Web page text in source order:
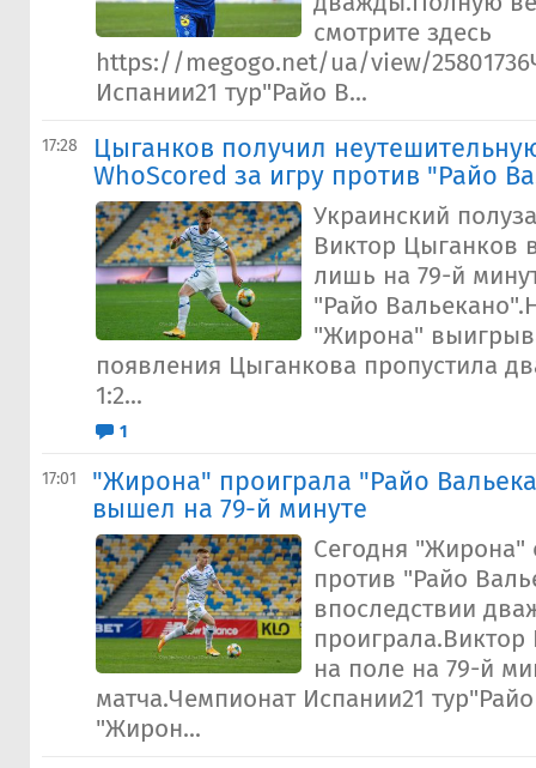
смотрите здесь
https://megogo.net/ua/view/
Испании21 тур"Райо В...
17:28
Цыганков получил
WhoScored за игру против "Райо
Украинский
Виктор Цыганков
лишь на 79-й
"Райо
"Жирона"
появления Цыганкова пропустила
1:2...
1
17:01
"Жирона" проиграла "Райо
вышел на 79-й минуте
Сегодня "Жирона"
против "Райо
впоследствии
на поле на 79-й
матча.Чемпионат Испании21
"Жирон...